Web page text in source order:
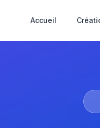
Accueil